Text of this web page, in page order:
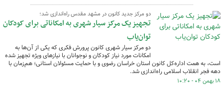
دو مرکز جدید کانون در مشهد مقدس راه‌اندازی شد؛
تجهیز یک مرکز سیار شهری به امکاناتی برای کودکان
توان‌یاب
دو مرکز سیار شهری کانون پرورش فکری که یکی از آن‌ها به
امکانات مورد نیاز کودکان و نوجوانان با نیازهای ویژه تجهیز شده
است، به همت اداره‌کل کانون استان خراسان رضوی و با حمایت مسئولان استانی؛ هم‌زمان با
دهه فجر انقلاب اسلامی راه‌اندازی شد.
۱۸ بهمن ۰۴ - ۱۰:۲۰